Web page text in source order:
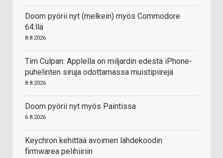
Doom pyörii nyt (melkein) myös Commodore
64:llä
8.8.2026
Tim Culpan: Applella on miljardin edestä iPhone-
puhelinten siruja odottamassa muistipiirejä
8.8.2026
Doom pyörii nyt myös Paintissa
6.8.2026
Keychron kehittää avoimen lähdekoodin
firmwarea pelihiiriin